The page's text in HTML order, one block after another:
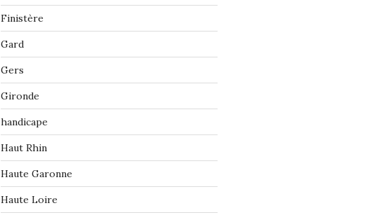
Finistère
Gard
Gers
Gironde
handicape
Haut Rhin
Haute Garonne
Haute Loire